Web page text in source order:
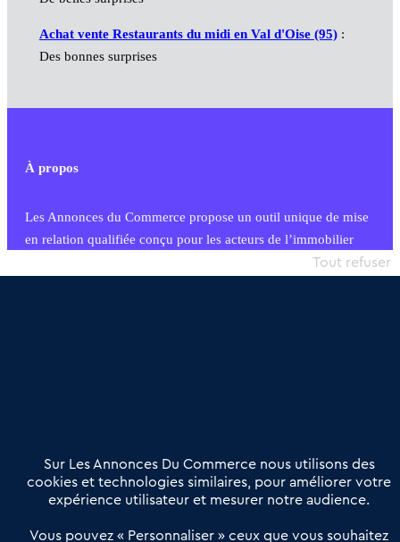
Achat vente Restaurants du midi en Val d'Oise (95):
Des bonnes surprises
À propos
Les Annonces du Commerce propose un outil unique de mise
en relation qualifiée conçu pour les acteurs de l’immobilier
commercial et les collectivités territoriales, simple et intégrant
Offres Pro
Actualités
Qui sommes nous ?
Derniers articles
Sur Les Annonces Du Commerce nous utilisons des
cookies et technologies similaires, pour améliorer votre
expérience utilisateur et mesurer notre audience.
Vous pouvez « Personnaliser » ceux que vous souhaitez
Tout refuser